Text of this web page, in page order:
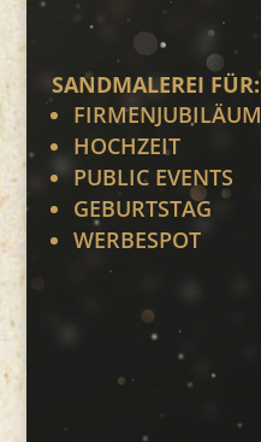
SANDMALEREI FÜR:
FIRMENJUBILÄUM
HOCHZEIT
PUBLIC EVENTS
GEBURTSTAG
WERBESPOT